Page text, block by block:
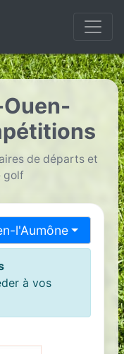
Ouen-
de départs et
golf
l'Aumône
à vos